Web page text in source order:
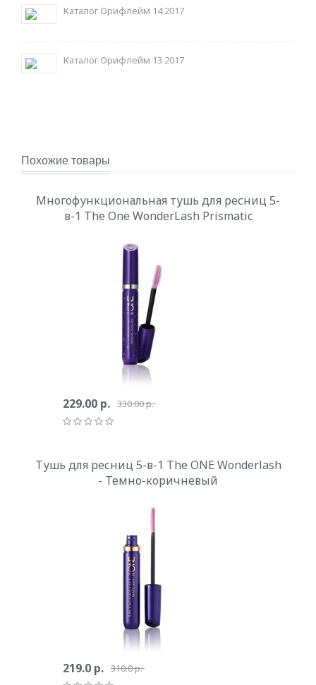
Каталог Орифлейм 14 2017
Каталог Орифлейм 13 2017
Похожие товары
Многофункциональная тушь для ресниц 5-
в-1 The One WonderLash Prismatic
229.00 р. 330.00 р.
Тушь для ресниц 5-в-1 The ONE Wonderlash
- Темно-коричневый
219.0 р. 310.0 р.